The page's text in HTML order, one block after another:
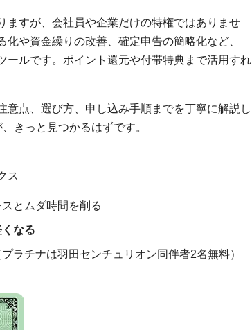
ますが、会社員や企業だけの特権ではありませ
や資金繰りの改善、確定申告の簡略化など、
ールです。ポイント還元や付帯特典まで活用すれ
意点、選び方、申し込み手順までを丁寧に解説し
きっと見つかるはずです。
ス
とムダ時間を削る
なる
プラチナは羽田センチュリオン同伴者2名無料）